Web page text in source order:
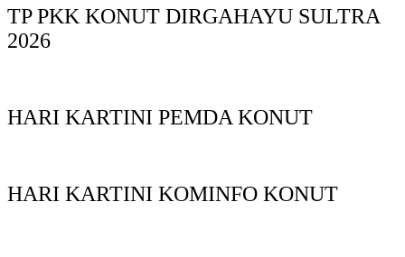
TP PKK KONUT DIRGAHAYU SULTRA
2026
HARI KARTINI PEMDA KONUT
HARI KARTINI KOMINFO KONUT